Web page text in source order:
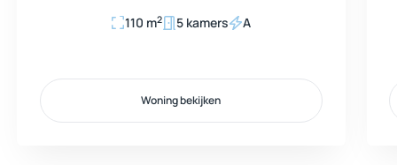
110 m2 5 kamers A
Woning bekijken